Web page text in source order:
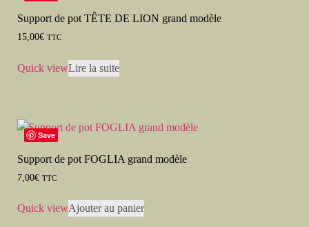
Support de pot TÊTE DE LION grand modèle
15,00€ TTC
Quick viewLire la suite
Save
Support de pot FOGLIA grand modèle
7,00€ TTC
Quick viewAjouter au panier